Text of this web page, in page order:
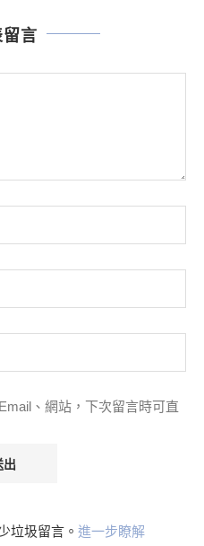
言
、網站，下次留言時可直
垃圾留言。 進一步瞭解